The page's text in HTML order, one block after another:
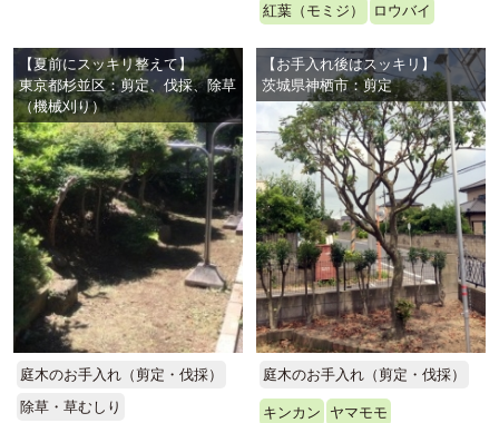
紅葉（モミジ）
ロウバイ
【夏前にスッキリ整えて】
東京都杉並区：剪定、伐採、除草
（機械刈り）
庭木のお手入れ（剪定・伐採）
除草・草むしり
【お手入れ後はスッキリ】
茨城県神栖市：剪定
庭木のお手入れ（剪定・伐採）
キンカン ヤマモモ